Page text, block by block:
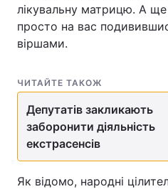
лікувальну матрицю. А
просто на вас
віршами.
ЧИТАЙТЕ ТАКОЖ
Депутатів закликають
заборонити діяльність
екстрасенсів
Як відомо, народні